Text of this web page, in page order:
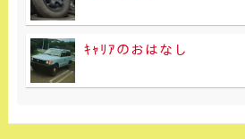
ｷｬﾘｱのおはなし